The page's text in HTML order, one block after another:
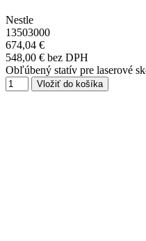
Nestle
13503000
674,04 €
548,00 € bez DPH
Obľúbený statív pre laserové
Vložiť do košíka